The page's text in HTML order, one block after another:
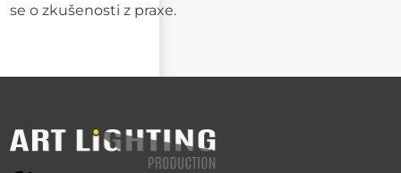
se o zkušenosti z praxe.